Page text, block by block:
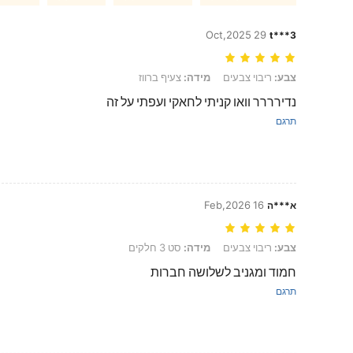
t***3
29 Oct,2025
צבע: ריבוי צבעים, מידה: צעיף ברווז
צבע: ריבוי צבעים מידה: צעיף ברווז
נדירררר וואו קניתי לחאקי ועפתי על זה
תרגם
א***ה 16 Feb,2026
צבע: ריבוי צבעים, מידה: סט 3 חלקים
צבע: ריבוי צבעים מידה: סט 3 חלקים
חמוד ומגניב לשלושה חברות
תרגם